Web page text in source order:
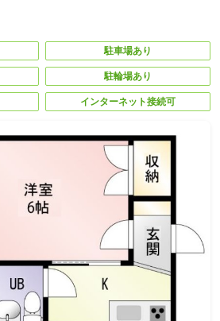
駐車場あり
駐輪場あり
インターネット接続可